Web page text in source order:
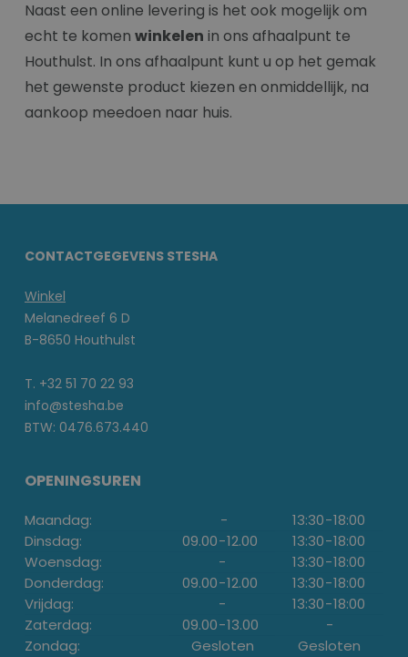
Naast een online levering is het ook mogelijk om
echt te komen winkelen in ons afhaalpunt te
Houthulst. In ons afhaalpunt kunt u op het gemak
het gewenste product kiezen en onmiddellijk, na
aankoop meedoen naar huis.
CONTACTGEGEVENS STESHA
Winkel
Melanedreef 6 D
B-8650 Houthulst
T. +32 51 70 22 93
info@stesha.be
BTW: 0476.673.440
OPENINGSUREN
Maandag: - 13:30-18:00
Dinsdag:
09.00-12.00 13:30-18:00
Woensdag:
- 13:30-18:00
Donderdag:
09.00-12.00 13:30-18:00
Vrijdag:
- 13:30-18:00
Zaterdag:
09.00-13.00
-
Zondag:
Gesloten Gesloten